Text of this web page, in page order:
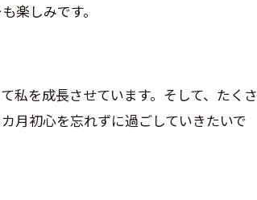
楽しみです。
私を成長させています。そして、たくさ
月初心を忘れずに過ごしていきたいで